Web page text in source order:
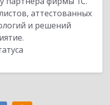
аттестованных
и решений